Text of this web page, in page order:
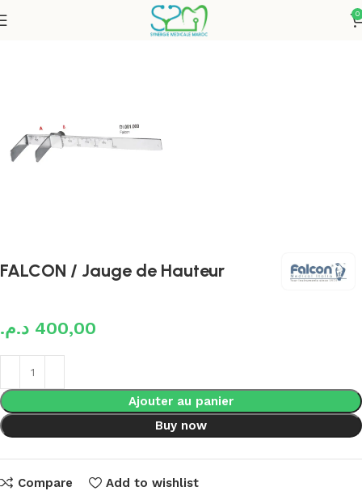
0
FALCON / Jauge de Hauteur
400,00 د.م.
Ajouter au panier
Buy now
Compare Add to wishlist